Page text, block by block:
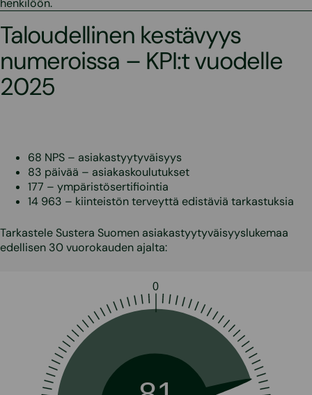
henkilöön.
Taloudellinen kestävyys
numeroissa – KPI:t vuodelle
2025
68 NPS – asiakastyytyväisyys
83 päivää – asiakaskoulutukset
177 – ympäristösertifiointia
14 963 – kiinteistön terveyttä edistäviä tarkastuksia
Tarkastele Sustera Suomen asiakastyytyväisyyslukemaa
edellisen 30 vuorokauden ajalta:
0